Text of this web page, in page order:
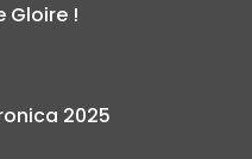
Gloire !
2025